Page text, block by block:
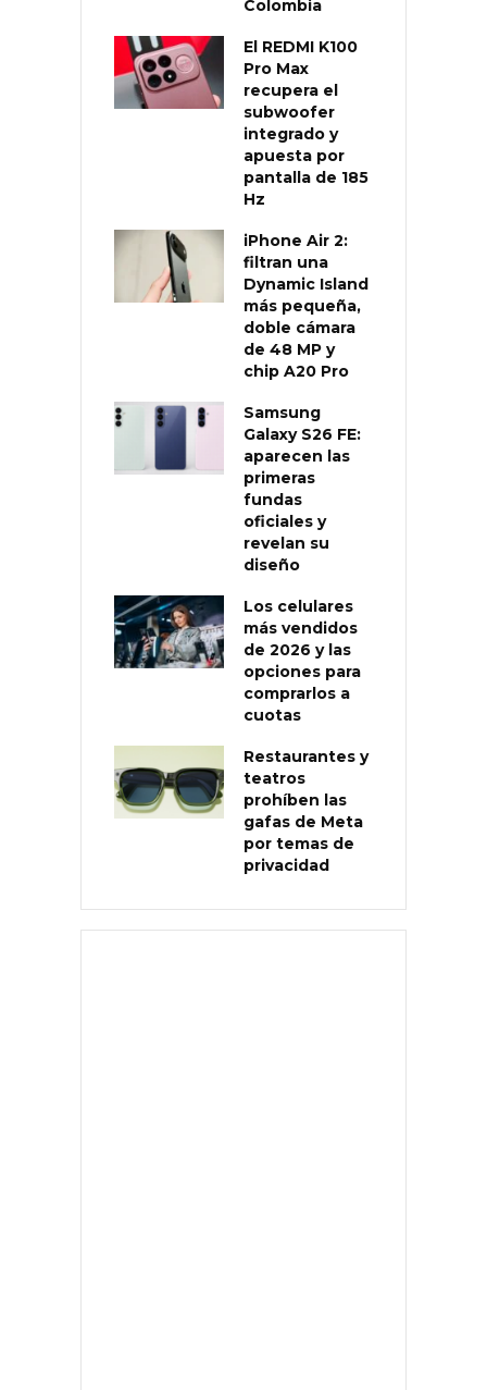
Colombia
El REDMI K100
Pro Max
recupera el
subwoofer
integrado y
apuesta por
pantalla de 185
Hz
iPhone Air 2:
filtran una
Dynamic Island
más pequeña,
doble cámara
de 48 MP y
chip A20 Pro
Samsung
Galaxy S26 FE:
aparecen las
primeras
fundas
oficiales y
revelan su
diseño
Los celulares
más vendidos
de 2026 y las
opciones para
comprarlos a
cuotas
Restaurantes y
teatros
prohíben las
gafas de Meta
por temas de
privacidad